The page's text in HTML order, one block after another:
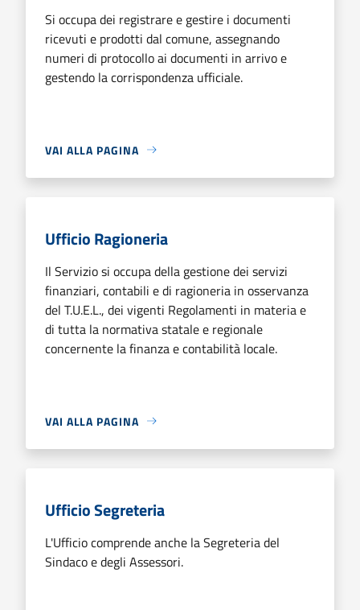
Si occupa dei registrare e gestire i documenti
ricevuti e prodotti dal comune, assegnando
numeri di protocollo ai documenti in arrivo e
gestendo la corrispondenza ufficiale.
VAI ALLA PAGINA
Ufficio Ragioneria
Il Servizio si occupa della gestione dei servizi
finanziari, contabili e di ragioneria in osservanza
del T.U.E.L., dei vigenti Regolamenti in materia e
di tutta la normativa statale e regionale
concernente la finanza e contabilità locale.
VAI ALLA PAGINA
Ufficio Segreteria
L'Ufficio comprende anche la Segreteria del
Sindaco e degli Assessori.